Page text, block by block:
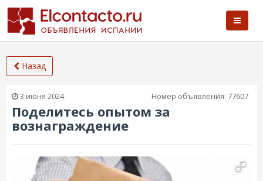
Назад
3 июня 2024 Номер объявления: 77607
Поделитесь опытом за
вознаграждение